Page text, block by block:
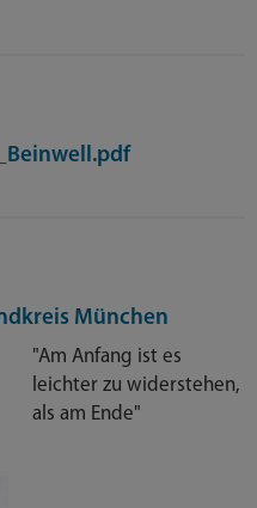
München
"Am Anfang ist es
leichter zu widerstehen,
als am Ende"